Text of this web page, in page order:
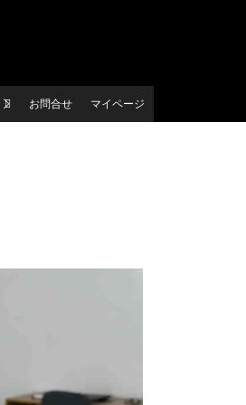
お問合せ マイページ